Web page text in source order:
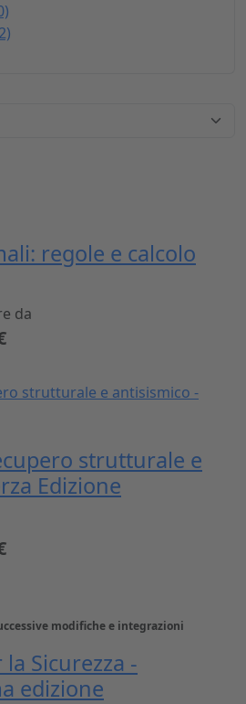
regole e calcolo
da
strutturale e
Edizione
modifiche e integrazioni
Sicurezza -
edizione